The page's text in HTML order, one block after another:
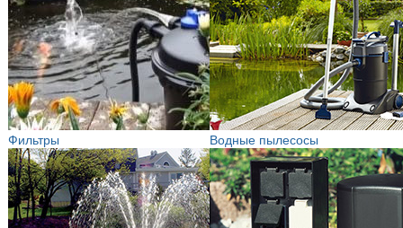
Фильтры Водные пылесосы